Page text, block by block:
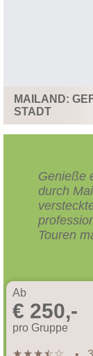
MAILAND:
STADT
Genieße
durch
Touren
Ab
€ 250,-
pro Gruppe